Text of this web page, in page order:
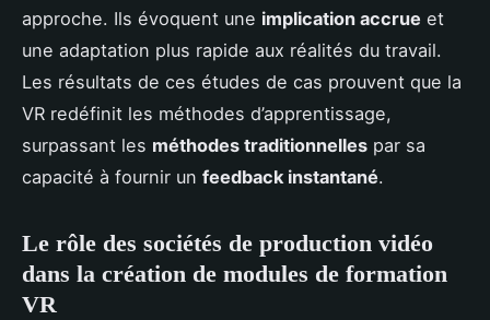
approche. Ils évoquent une implication accrue et
une adaptation plus rapide aux réalités du travail.
Les résultats de ces études de cas prouvent que la
VR redéfinit les méthodes d’apprentissage,
surpassant les méthodes traditionnelles par sa
capacité à fournir un feedback instantané.
Le rôle des sociétés de production vidéo
dans la création de modules de formation
VR